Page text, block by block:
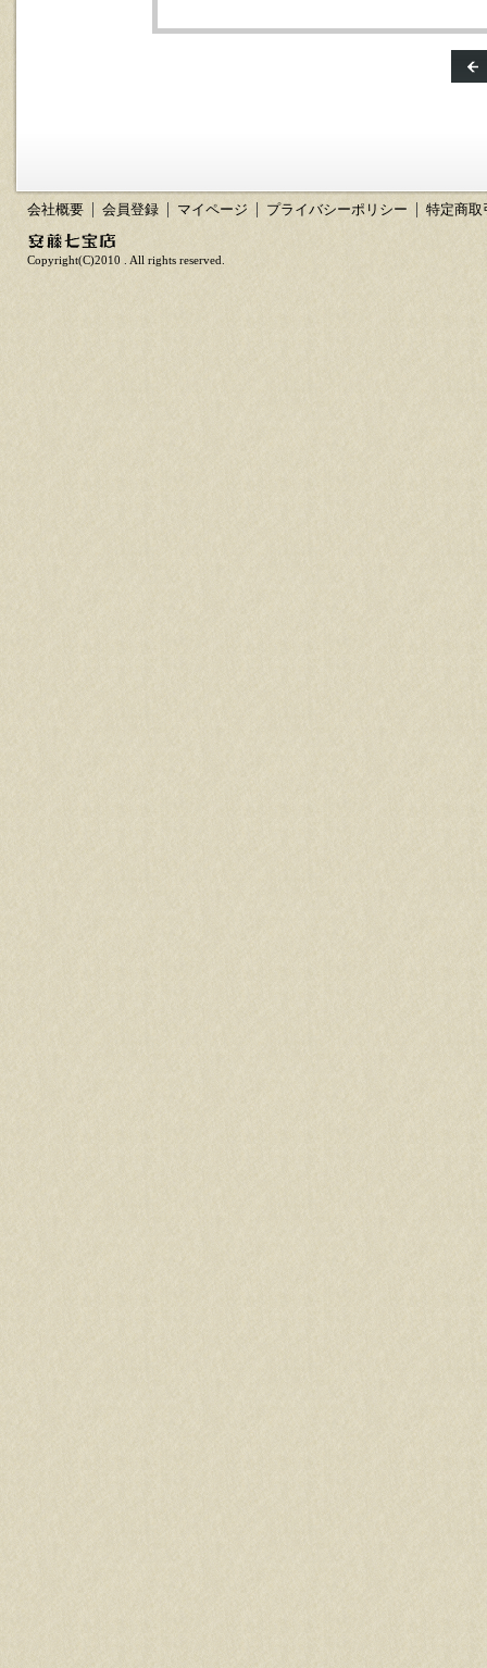
会社概要 会員登録 マイページ プライバシーポリシー 特定商取
Copyright(C)2010 . All rights reserved.